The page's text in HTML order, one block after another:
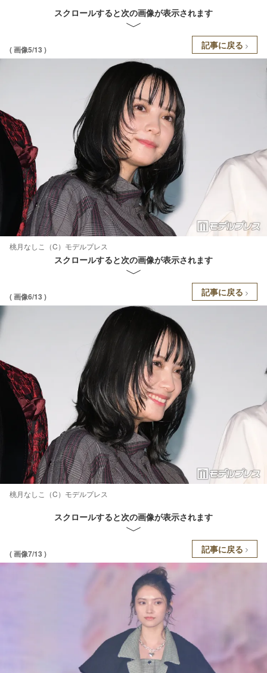
スクロールすると次の画像が表示されます
( 画像5/13 ) 記事に戻る
桃月なしこ（C）モデルプレス
スクロールすると次の画像が表示されます
( 画像6/13 ) 記事に戻る
桃月なしこ（C）モデルプレス
スクロールすると次の画像が表示されます
( 画像7/13 ) 記事に戻る